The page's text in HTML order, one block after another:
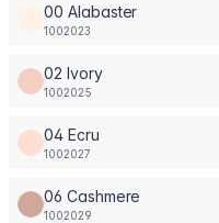
00 Alabaster
1002023
02 Ivory
1002025
04 Ecru
1002027
06 Cashmere
1002029